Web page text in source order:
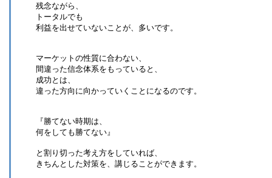
残念ながら、
トータルでも
利益を出せていないことが、多いです。
マーケットの性質に合わない、
間違った信念体系をもっていると、
成功とは、
違った方向に向かっていくことになるのです。
『勝てない時期は、
何をしても勝てない』
と割り切った考え方をしていれば、
きちんとした対策を、講じることができます。